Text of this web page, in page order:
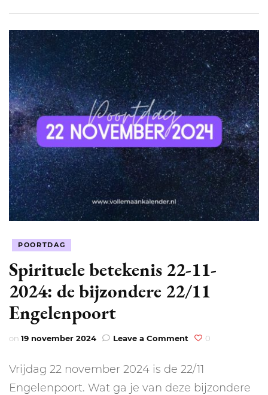
POORTDAG
Spirituele betekenis 22-11-
2024: de bijzondere 22/11
Engelenpoort
on 19 november 2024 Leave a Comment on
betekenis
22-
11-
0
Vrijdag 22 november 2024 is de 22/11
Engelenpoort. Wat ga je van deze bijzondere